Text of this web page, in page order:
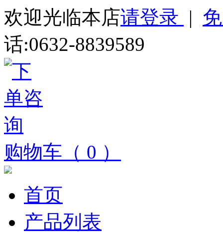
欢迎光临本店请登录 |
话:0632-8839589
购物车（ 0 ）
首页
产品列表